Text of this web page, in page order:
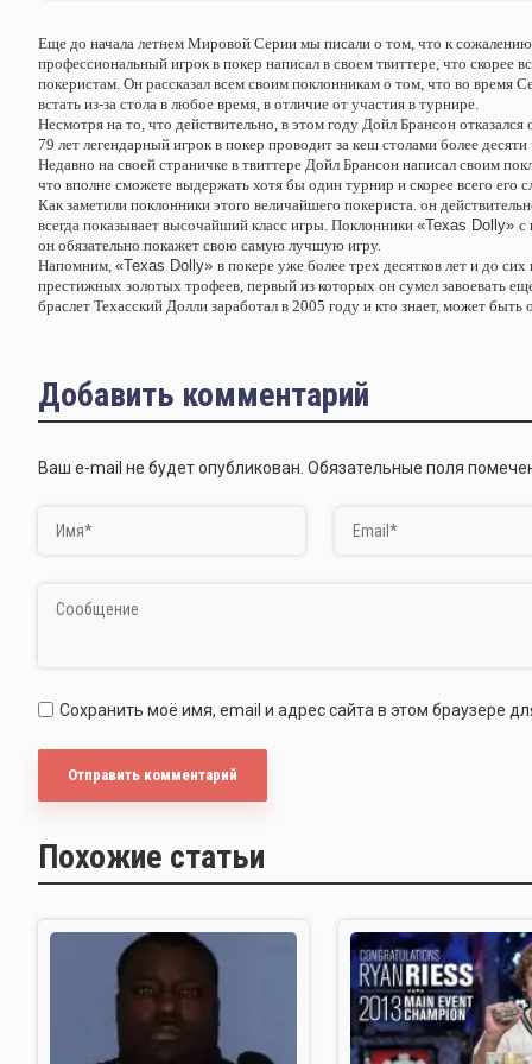
Еще до начала летнем Мировой Серии мы писали о том, что к
профессиональный игрок в покер написал в своем твиттере, что
покеристам. Он рассказал всем своим поклонникам о том, что во время
встать из-за стола в любое время, в отличие от участия в турнире.
Несмотря на то, что действительно, в этом году Дойл Брансон
79 лет легендарный игрок в покер проводит за кеш столами более
Недавно на своей страничке в твиттере Дойл Брансон написал своим
что вполне сможете выдержать хотя бы один турнир и скорее всего его
Как заметили поклонники этого величайшего покериста. он
всегда показывает высочайший класс игры. Поклонники «Texas Dolly» с
он обязательно покажет свою самую лучшую игру.
Напомним, «Texas Dolly» в покере уже более трех десятков лет и до
престижных золотых трофеев, первый из которых он сумел завоевать
браслет Техасский Долли заработал в 2005 году и кто знает, может
Добавить комментарий
Ваш e-mail не будет опубликован. Обязательные поля
Сохранить моё имя, email и адрес сайта в этом браузере
Похожие статьи